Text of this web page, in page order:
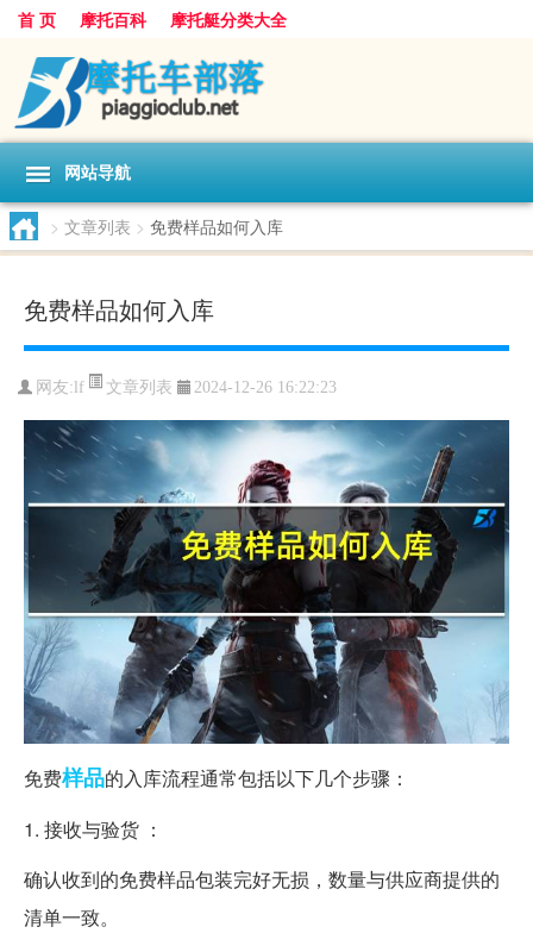
首 页 摩托百科 摩托艇分类大全
网站导航
> 文章列表 > 免费样品如何入库
免费样品如何入库
网友: lf 文章列表 2024-12-26 16:22:23
免费样品的入库流程通常包括以下几个步骤：
1. 接收与验货 ：
确认收到的免费样品包装完好无损，数量与供应商提供的
清单一致。